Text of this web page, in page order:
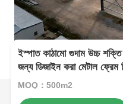
ইস্পাত কাঠামো গুদাম উচ্চ শক্তি
জন্য ডিজাইন করা মেটাল ফ্রেম
MOQ：500m2